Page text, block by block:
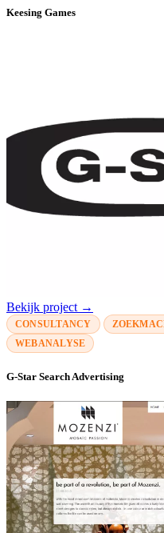
Keesing Games
Bekijk project →
CONSULTANCY
WEBANALYSE
G-Star Search Advertising